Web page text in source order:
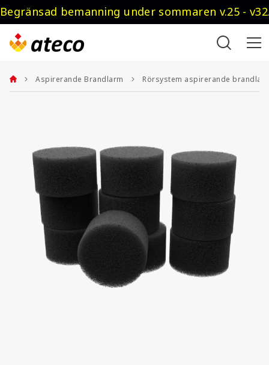
Begränsad bemanning under sommaren v.25 -
Aspirerande Brandlarm Rörsystem aspirerande